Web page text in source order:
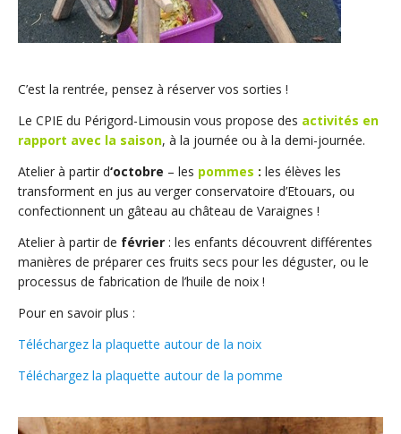
C’est la rentrée, pensez à réserver vos sorties !
Le CPIE du Périgord-Limousin vous propose des activités en
rapport avec la saison, à la journée ou à la demi-journée.
Atelier à partir d‘octobre – les pommes : les élèves les
transforment en jus au verger conservatoire d’Etouars, ou
confectionnent un gâteau au château de Varaignes !
Atelier à partir de février : les enfants découvrent différentes
manières de préparer ces fruits secs pour les déguster, ou le
processus de fabrication de l’huile de noix !
Pour en savoir plus :
Téléchargez la plaquette autour de la noix
Téléchargez la plaquette autour de la pomme